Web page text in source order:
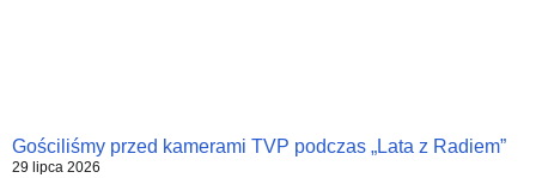
Gościliśmy przed kamerami TVP podczas „Lata z Radiem”
29 lipca 2026